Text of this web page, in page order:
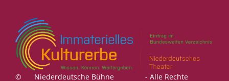
© Niederdeutsche Bühne - Alle Rechte